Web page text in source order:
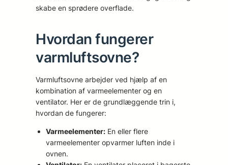
skabe en sprødere overflade.
Hvordan fungerer
varmluftsovne?
Varmluftsovne arbejder ved hjælp af en
kombination af varmeelementer og en
ventilator. Her er de grundlæggende trin i,
hvordan de fungerer:
Varmeelementer: En eller flere
varmeelementer opvarmer luften inde i
ovnen.